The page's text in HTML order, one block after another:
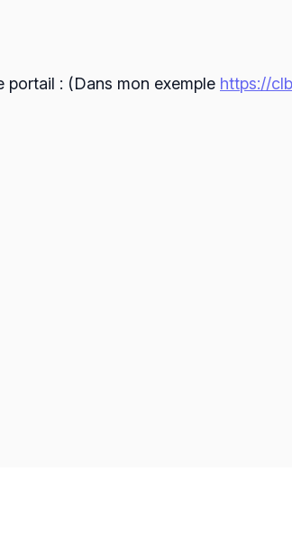
portail : (Dans mon exemple https://